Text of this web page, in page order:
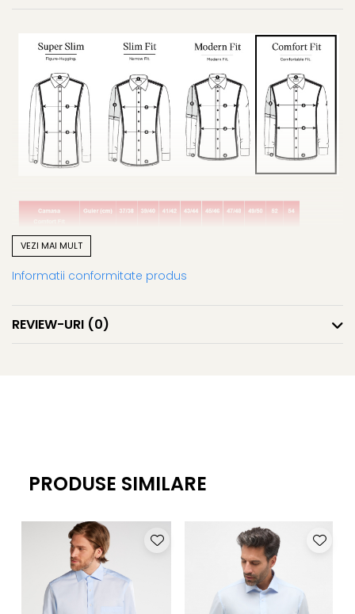
VEZI MAI MULT
Informatii conformitate produs
REVIEW-URI (0)
PRODUSE SIMILARE